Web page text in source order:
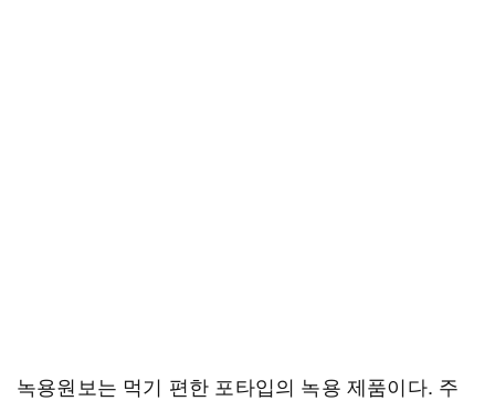
녹용원보는 먹기 편한 포타입의 녹용 제품이다. 주